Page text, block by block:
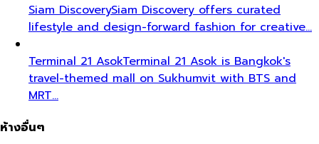
Siam DiscoverySiam Discovery offers curated
lifestyle and design-forward fashion for creative…
Terminal 21 AsokTerminal 21 Asok is Bangkok's
travel-themed mall on Sukhumvit with BTS and
MRT…
ห้างอื่นๆ